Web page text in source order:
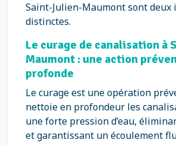
Saint-Julien-Maumont sont
distinctes.
Le curage de canalisation à
Maumont : une action
profonde
Le curage est une opération
nettoie en profondeur les
une forte pression d’eau,
et garantissant un écoulement